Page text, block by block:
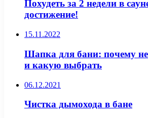
Похудеть за 2 недели в
достижение!
15.11.2022
Шапка для бани: почему не
и какую выбрать
06.12.2021
Чистка дымохода в бане